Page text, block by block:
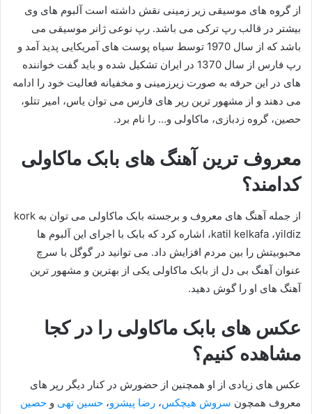
از گروه‌ های موسیقی زیر زمینی نقش داشته‌ است آلبوم های وی
بیشتر در قالب رپ ترکی می باشد. رپ نوعی ژانر موسیقی می
باشد که از سال 1970 توسط سیاه پوست های آمریکایی پدید آمد و
رپ فارس از سال 1370 در ایران تشکیل شده و باید گفت خواننده
های در این حرفه به صورت زیرزمینی و مخفیانه فعالیت خود را ادامه
می دهند و از مشهور ترین رپر های فارس می توان یاس، امیر تتلو،
حصین، گروه زدبازی، ماکاولی و… را نام برد.
معروف ترین آهنگ های بابک ماکاولی
کدامند؟
از جمله آهنگ های معروف و برجسته بابک ماکاولی می توان به kork
،katil kelkafa ،yildiz اشاره کرد که بابک با اجرای این آلبوم ها
محبوبیتش را بین مردم افزایش داد. می توانید در گوگل با سرچ
عنوان آهنگ بی دل از بابک ماکاولی یکی از بهترین و مشهور ترین
آهنگ های او را گوش دهید.
عکس های بابک ماکاولی را در کجا
مشاهده کنیم؟
عکس های زیادی از او همچنین از حضورش در کنار دیگر رپر های
معروف همچون سروش هیچکس، رضا پیشرو، حسین تهی و حصین